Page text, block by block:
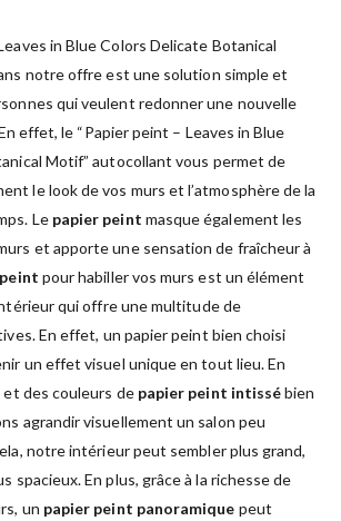
in Blue Colors Delicate Botanical
notre offre est une solution simple et
qui veulent redonner une nouvelle
effet, le “Papier peint – Leaves in Blue
Motif” autocollant vous permet de
le look de vos murs et l’atmosphère de la
Le papier peint masque également les
et apporte une sensation de fraîcheur à
pour habiller vos murs est un élément
qui offre une multitude de
En effet, un papier peint bien choisi
un effet visuel unique en tout lieu. En
des couleurs de papier peint intissébien
agrandir visuellement un salon peu
notre intérieur peut sembler plus grand,
spacieux. En plus, grâce à la richesse de
un papier peint panoramique peut